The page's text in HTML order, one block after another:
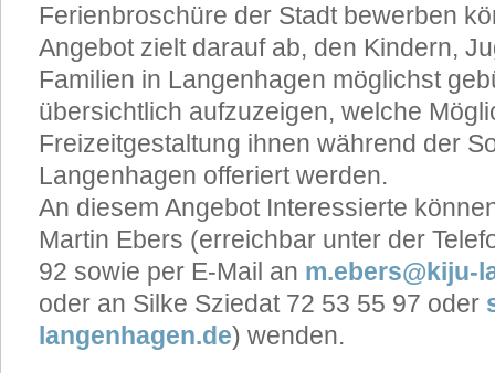
Ferienbroschüre der Stadt bewerben
Angebot zielt darauf ab, den Kindern,
Familien in Langenhagen möglichst
übersichtlich aufzuzeigen, welche
Freizeitgestaltung ihnen während der
Langenhagen offeriert werden.
An diesem Angebot Interessierte
Martin Ebers (erreichbar unter der
92 sowie per E-Mail an m.ebers@kiju-
oder an Silke Sziedat 72 53 55 97 oder
langenhagen.de) wenden.